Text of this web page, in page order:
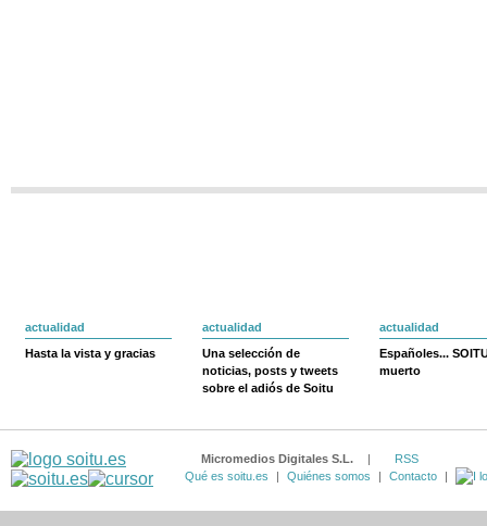
actualidad
Hasta la vista y gracias
actualidad
Una selección de
noticias, posts y tweets
sobre el adiós de Soitu
actualidad
Españoles...
muerto
Micromedios Digitales S.L. |
RSS
Qué es soitu.es
| Quiénes somos | Contacto |